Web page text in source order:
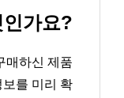
가요?
매하신 제품
를 미리 확